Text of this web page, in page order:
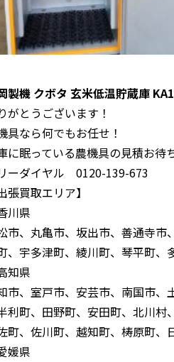
製機 クボタ 玄米低温貯蔵庫
がとうございます！
具なら何でもお任せ！
に眠っている農機具の見積お待
ーダイヤル 0120-139-673
張買取エリア】
川県
市、丸亀市、坂出市、善通寺
、宇多津町、綾川町、琴平町、
知県
市、室戸市、安芸市、南国市
利町、田野町、安田町、北川
町、佐川町、越知町、梼原町
媛県